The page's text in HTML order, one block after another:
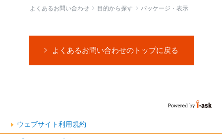
よくあるお問い合わせ 目的から探す パッケージ・表示
よくあるお問い合わせのトップに戻る
ウェブサイト利用規約